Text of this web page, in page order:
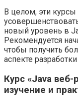
В целом, эти
новый уровень в
Рекомендуется
чтобы получить
аспекте
Курс «Java веб-
изучение и